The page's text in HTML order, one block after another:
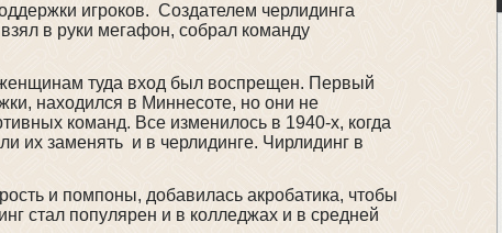
игроков. Создателем черлидинга
в руки мегафон, собрал команду
туда вход был воспрещен. Первый
находился в Миннесоте, но они не
команд. Все изменилось в 1940-х, когда
их заменять и в черлидинге. Чирлидинг в
и помпоны, добавилась акробатика, чтобы
стал популярен и в колледжах и в средней